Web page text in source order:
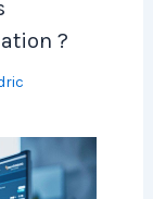
?